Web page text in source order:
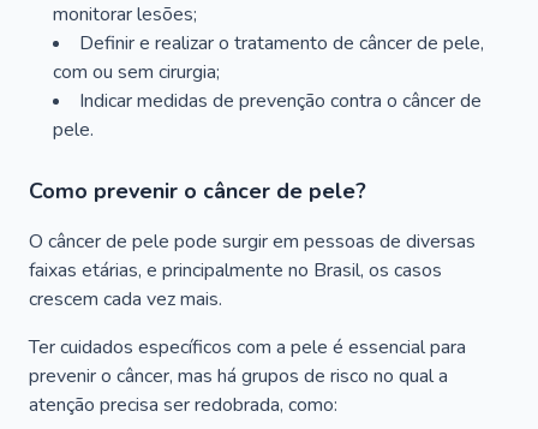
monitorar lesões;
Definir e realizar o tratamento de câncer de pele,
com ou sem cirurgia;
Indicar medidas de prevenção contra o câncer de
pele.
Como prevenir o câncer de pele?
O câncer de pele pode surgir em pessoas de diversas
faixas etárias, e principalmente no Brasil, os casos
crescem cada vez mais.
Ter cuidados específicos com a pele é essencial para
prevenir o câncer, mas há grupos de risco no qual a
atenção precisa ser redobrada, como: